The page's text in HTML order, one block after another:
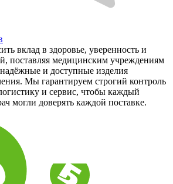
вклад в здоровье, уверенность и
поставляя медицинским учреждениям
и доступные изделия
Мы гарантируем строгий контроль
и сервис, чтобы каждый
могли доверять каждой поставке.